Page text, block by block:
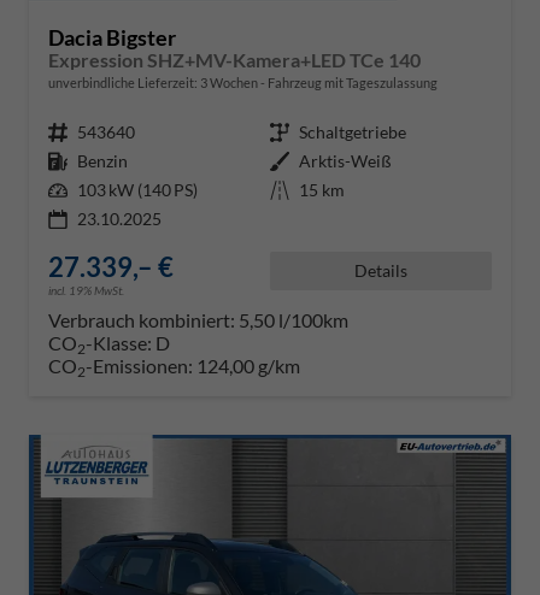
Dacia Bigster
Expression SHZ+MV-Kamera+LED TCe 140
unverbindliche Lieferzeit: 3 Wochen Fahrzeug mit Tageszulassung
Fahrzeugnr. 543640 Getriebe Schaltgetriebe
Kraftstoff Benzin Außenfarbe Arktis-Weiß
Leistung 103 kW (140 PS) Kilometerstand 15 km
23.10.2025
27.339,– €
incl. 19% MwSt.
Details
Verbrauch kombiniert: 5,50 l/100km
CO2-Klasse: D
CO2-Emissionen: 124,00 g/km